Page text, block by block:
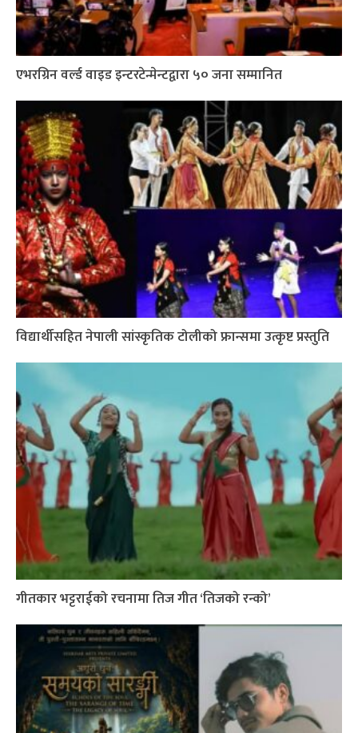
एभरग्रिन वर्ल्ड वाइड इन्टरटेन्मेन्टद्वारा ५० जना सम्मानित
विद्यार्थीसहित नेपाली सांस्कृतिक टोलीको फ्रान्समा उत्कृष्ट प्रस्तुति
गीतकार भट्टराईको रचनामा तिज गीत ‘तिजको रन्को’